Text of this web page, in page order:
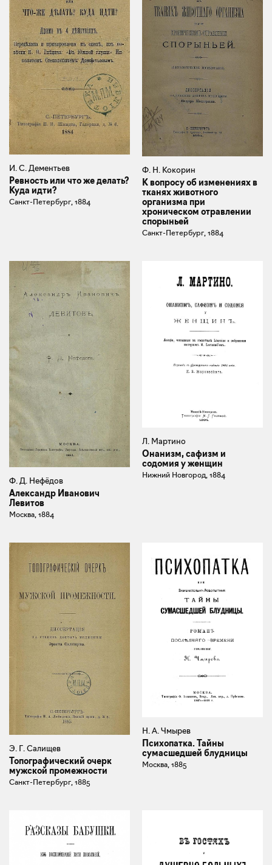
И. С. Дементьев
Ревность или что же делать?
Куда идти?
Санкт-Петербург, 1884
Ф. Н. Кокорин
К вопросу об изменениях в
тканях животного
организма при
хроническом отравлении
спорыньей
Санкт-Петербург, 1884
Ф. Д. Нефёдов
Александр Иванович
Левитов
Москва, 1884
Л. Мартино
Онанизм, сафизм и
содомия у женщин
Нижний Новгород, 1884
Э. Г. Салищев
Топографический очерк
мужской промежности
Санкт-Петербург, 1885
Н. А. Чмырев
Психопатка. Тайны
сумасшедшей блудницы
Москва, 1885